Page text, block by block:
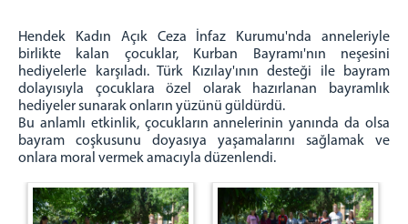
DERİ KEMER ÜRETİM ATÖLYESİ
KUAFÖR
TABLO RESİM ATÖLYESİ
DEFNE YAPRAĞI AYIKLAMA ATÖLYESİ
ADLİYE KAFETERYA
TAKI TASARIM ATÖLYESİ
ZİYARET GÜN VE SAATLERİ
Hendek Kadın Açık Ceza İnfaz Kurumu'nda anneleriyle
birlikte kalan çocuklar, Kurban Bayramı'nın neşesini
hediyelerle karşıladı. Türk Kızılay'ının desteği ile bayram
dolayısıyla çocuklara özel olarak hazırlanan bayramlık
hediyeler sunarak onların yüzünü güldürdü.
Bu anlamlı etkinlik, çocukların annelerinin yanında da olsa
bayram coşkusunu doyasıya yaşamalarını sağlamak ve
onlara moral vermek amacıyla düzenlendi.